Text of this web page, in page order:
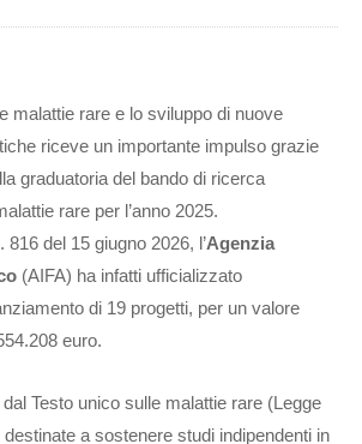
malattie rare e lo sviluppo di nuove
riceve un importante impulso grazie
graduatoria del bando di ricerca
rare per l’anno 2025.
del 15 giugno 2026, l’Agenzia
(AIFA) ha infatti ufficializzato
di 19 progetti, per un valore
euro.
Testo unico sulle malattie rare (Legge
a sostenere studi indipendenti in